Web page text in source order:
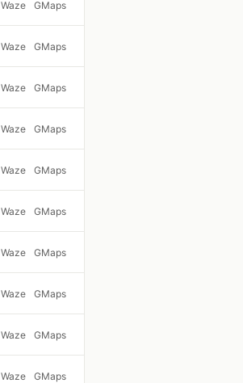
Waze GMaps
Waze GMaps
Waze GMaps
Waze GMaps
Waze GMaps
Waze GMaps
Waze GMaps
Waze GMaps
Waze GMaps
Waze GMaps